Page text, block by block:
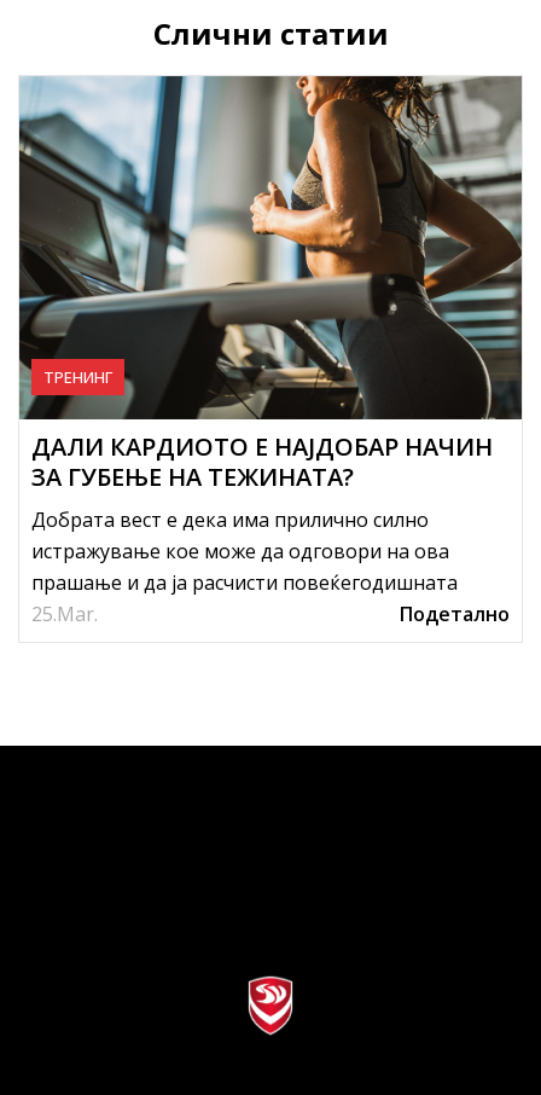
Слични статии
25.Mar.
ТРЕНИНГ
ДАЛИ КАРДИОТО Е НАЈДОБАР НАЧИН
ЗА ГУБЕЊЕ НА ТЕЖИНАТА?
Добрата вест е дека има прилично силно
истражување кое може да одговори на ова
прашање и да ја расчисти повеќегодишната
дилема.
Подетално